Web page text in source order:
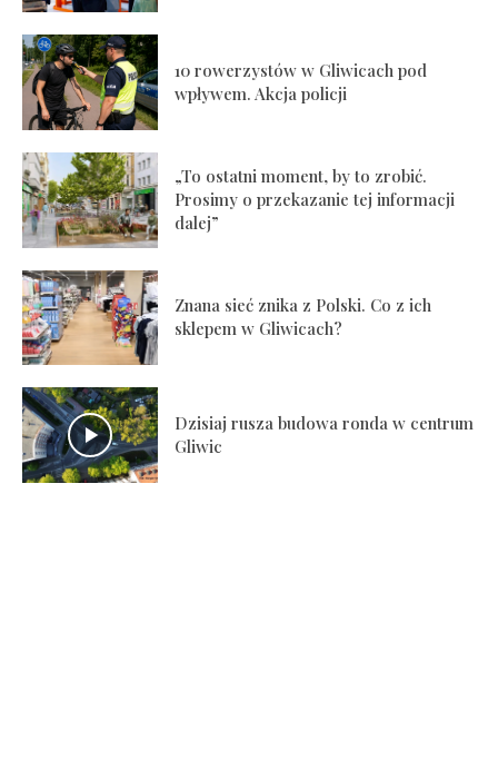
10 rowerzystów w Gliwicach pod
wpływem. Akcja policji
„To ostatni moment, by to zrobić.
Prosimy o przekazanie tej informacji
dalej”
Znana sieć znika z Polski. Co z ich
sklepem w Gliwicach?
Dzisiaj rusza budowa ronda w centrum
Gliwic